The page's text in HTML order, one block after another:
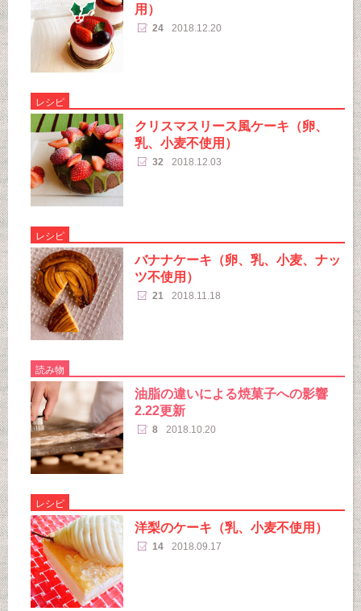
用）
24 2018.12.20
レシピ
クリスマスリース風ケーキ（卵、
乳、小麦不使用）
32 2018.12.03
レシピ
バナナケーキ（卵、乳、小麦、ナッ
ツ不使用）
21 2018.11.18
読み物
油脂の違いによる焼菓子への影響
2.22更新
8 2018.10.20
レシピ
洋梨のケーキ（乳、小麦不使用）
14 2018.09.17